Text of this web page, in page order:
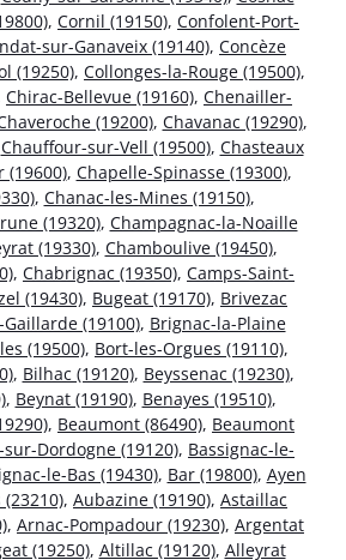
, Cornil (19150), Confolent-Port-
sur-Ganaveix (19140), Concèze
(19250), Collonges-la-Rouge (19500),
Chirac-Bellevue (19160), Chenailler-
(19200), Chavanac (19290),
Chauffour-sur-Vell (19500), Chasteaux
(19600), Chapelle-Spinasse (19300),
, Chanac-les-Mines (19150),
(19320), Champagnac-la-Noaille
(19330), Chamboulive (19450),
, Chabrignac (19350), Camps-Saint-
(19430), Bugeat (19170), Brivezac
(19100), Brignac-la-Plaine
(19500), Bort-les-Orgues (19110),
, Bilhac (19120), Beyssenac (19230),
, Beynat (19190), Benayes (19510),
, Beaumont (86490), Beaumont
Dordogne (19120), Bassignac-le-
le-Bas (19430), Bar (19800), Ayen
, Aubazine (19190), Astaillac
, Arnac-Pompadour (19230), Argentat
(19250), Altillac (19120), Alleyrat